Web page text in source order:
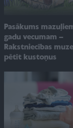
Pasākums
gadu vecumam –
Rakstniecības
pētīt kustoņus